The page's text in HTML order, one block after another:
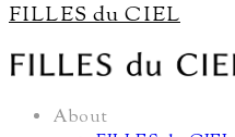
FILLES du CIEL
About